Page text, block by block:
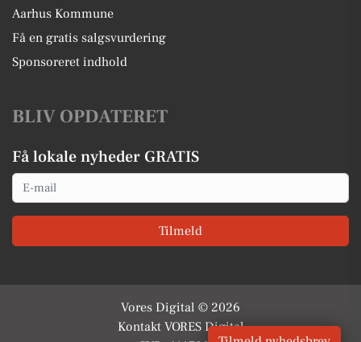
Aarhus Kommune
Få en gratis salgsvurdering
Sponsoreret indhold
BLIV OPDATERET
Få lokale nyheder GRATIS
Email
Tilmeld
Vores Digital © 2026
Kontakt VORES Digital